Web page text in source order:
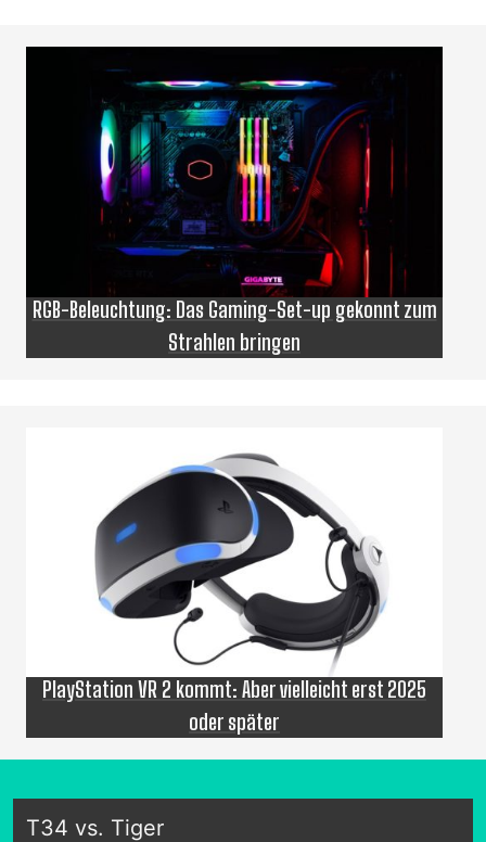
RGB-Beleuchtung: Das Gaming-Set-up gekonnt zum
Strahlen bringen
PlayStation VR 2 kommt: Aber vielleicht erst 2025
oder später
T34 vs. Tiger